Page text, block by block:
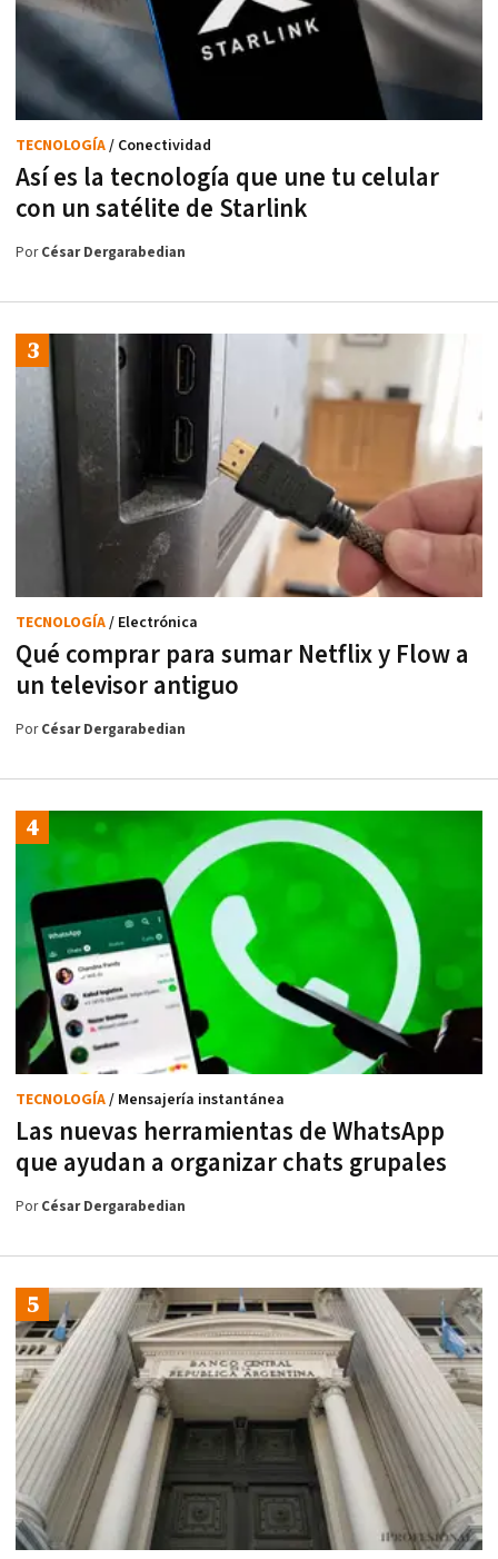
Así es la tecnología que une tu celular
con un satélite de Starlink
TECNOLOGÍA/ Conectividad
PorCésar Dergarabedian
Qué comprar para sumar Netflix y Flow a
un televisor antiguo
TECNOLOGÍA/ Electrónica
PorCésar Dergarabedian
Las nuevas herramientas de WhatsApp
que ayudan a organizar chats grupales
TECNOLOGÍA/ Mensajería instantánea
PorCésar Dergarabedian